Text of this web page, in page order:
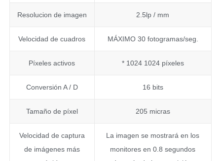
Resolucion de imagen 2.5lp / mm
Velocidad de cuadros MÁXIMO 30 fotogramas/seg.
Píxeles activos * 1024 1024 píxeles
Conversión A / D 16 bits
Tamaño de píxel 205 micras
Velocidad de captura
de imágenes más
La imagen se mostrará en los
monitores en 0.8 segundos